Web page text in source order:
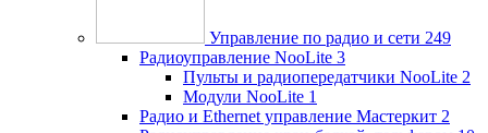
Управление по радио и сети 249
Радиоуправление NooLite 3
Пульты и радиопередатчики NooLite 2
Модули NooLite 1
Радио и Ethernet управление Мастеркит 2